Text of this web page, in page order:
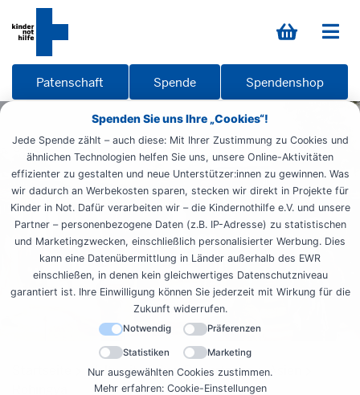
Spenden Sie uns Ihre „Cookies“!
Jede Spende zählt – auch diese: Mit Ihrer Zustimmung zu Cookies und
ähnlichen Technologien helfen Sie uns, unsere Online-Aktivitäten
effizienter zu gestalten und neue Unterstützer:innen zu gewinnen. Was
wir dadurch an Werbekosten sparen, stecken wir direkt in Projekte für
Kinder in Not. Dafür verarbeiten wir – die Kindernothilfe e.V. und unsere
Partner – personenbezogene Daten (z.B. IP-Adresse) zu statistischen
und Marketingzwecken, einschließlich personalisierter Werbung. Dies
kann eine Datenübermittlung in Länder außerhalb des EWR
einschließen, in denen kein gleichwertiges Datenschutzniveau
garantiert ist. Ihre Einwilligung können Sie jederzeit mit Wirkung für die
Zukunft widerrufen.
Notwendig Präferenzen
Statistiken Marketing
Nur ausgewählten Cookies zustimmen.
Mehr erfahren: Cookie-Einstellungen
Patenschaft Spende Spendenshop
Weltweit aktiv Reportagen
Asien